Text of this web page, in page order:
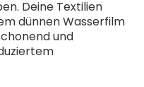
Deine Textilien
dünnen Wasserfilm
und